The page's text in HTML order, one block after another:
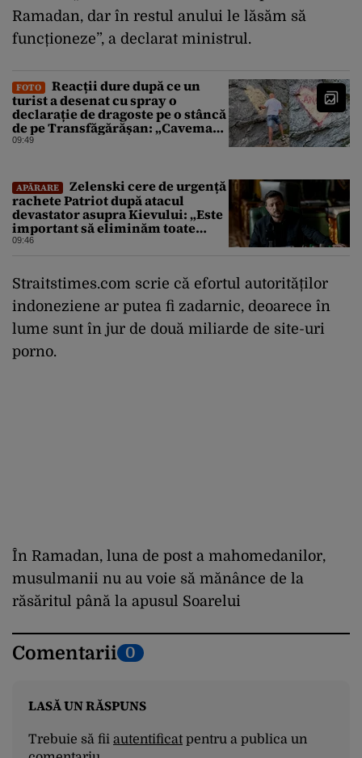
Ramadan, dar în restul anului le lăsăm să
funcționeze”, a declarat ministrul.
FOTO
Reacții dure după ce un
turist a desenat cu spray o
declarație de dragoste pe o stâncă
de pe Transfăgărășan: „Caveman.
Nu înțeleg nimic oamenii ăștia”
09:49
APĂRARE
Zelenski cere de urgență
rachete Patriot după atacul
devastator asupra Kievului: „Este
important să eliminăm toate
birocrațiile”
09:46
Straitstimes.com scrie că efortul autorităților
indoneziene ar putea fi zadarnic, deoarece în
lume sunt în jur de două miliarde de site-uri
porno.
În Ramadan, luna de post a mahomedanilor,
musulmanii nu au voie să mănânce de la
răsăritul până la apusul Soarelui
Comentarii 0
LASĂ UN RĂSPUNS
Trebuie să fii autentificatpentru a publica un